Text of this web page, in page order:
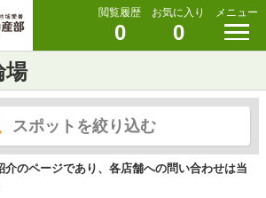
閲覧履歴
0
お気に入り
0
メニュー
場
スポットを絞り込む
のページであり、各店舗への問い合わせは当